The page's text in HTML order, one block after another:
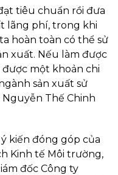
tiêu chuẩn rồi đưa
lãng phí, trong khi
hoàn toàn có thể sử
xuất. Nếu làm được
được một khoản chi
sản xuất sử
Nguyễn Thế Chinh
kiến đóng góp của
Kinh tế Môi trường,
đốc Công ty